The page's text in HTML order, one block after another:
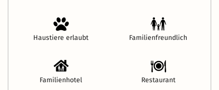
Haustiere erlaubt Familienfreundlich
Familienhotel Restaurant